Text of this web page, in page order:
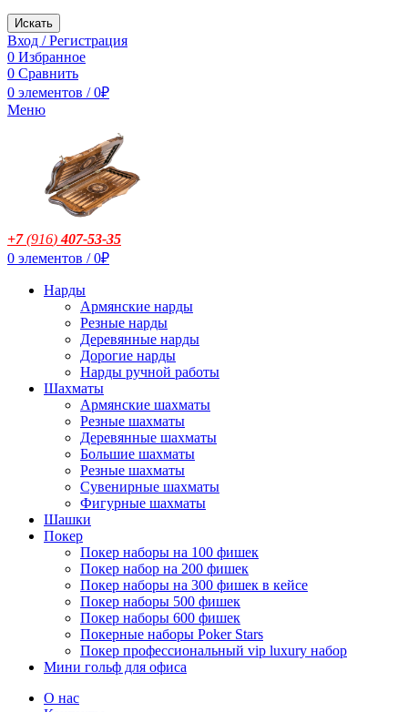
Искать
Вход / Регистрация
0 Избранное
0 Сравнить
0 элементов / 0₽
Меню
+7(916)407-53-35
0 элементов / 0₽
Нарды
Армянские нарды
Резные нарды
Деревянные нарды
Дорогие нарды
Нарды ручной работы
Шахматы
Армянские шахматы
Резные шахматы
Деревянные шахматы
Большие шахматы
Резные шахматы
Сувенирные шахматы
Фигурные шахматы
Шашки
Покер
Покер наборы на 100 фишек
Покер набор на 200 фишек
Покер наборы на 300 фишек в кейсе
Покер наборы 500 фишек
Покер наборы 600 фишек
Покерные наборы Poker Stars
Покер профессиональный vip luxury набор
Мини гольф для офиса
О нас